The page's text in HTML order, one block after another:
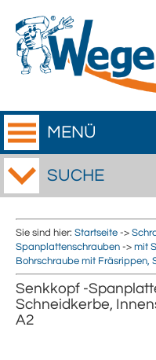
MENÜ
SUCHE
Sie sind hier: Startseite ->
Spanplattenschrauben -> mit
Bohrschraube mit Fräsrippen,
Senkkopf -
Schneidkerbe,
A2